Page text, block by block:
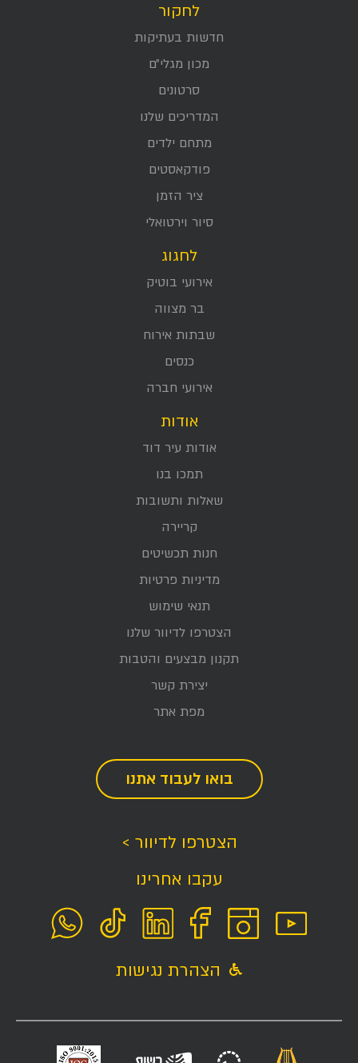
לחקור
חדשות בעתיקות
מכון מגלי״ם
סרטונים
המדריכים שלנו
מתחם ילדים
פודקאסטים
ציר הזמן
סיור וירטואלי
לחגוג
אירועי בוטיק
בר מצווה
שבתות אירוח
כנסים
אירועי חברה
אודות
אודות עיר דוד
תמכו בנו
שאלות ותשובות
קריירה
חנות תכשיטים
מדיניות פרטיות
תנאי שימוש
הצטרפו לדיוור שלנו
תקנון מבצעים והטבות
יצירת קשר
מפת אתר
בואו לעבוד אתנו
הצטרפו לדיוור >
עקבו אחרינו
הצהרת נגישות